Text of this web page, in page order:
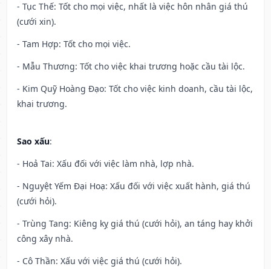
- Tục Thế: Tốt cho mọi việc, nhất là việc hôn nhân giá thú
(cưới xin).
- Tam Hợp: Tốt cho mọi việc.
- Mẫu Thương: Tốt cho việc khai trương hoặc cầu tài lộc.
- Kim Quỹ Hoàng Đạo: Tốt cho việc kinh doanh, cầu tài lộc,
khai trương.
Sao xấu:
- Hoả Tai: Xấu đối với việc làm nhà, lợp nhà.
- Nguyệt Yếm Đại Hoạ: Xấu đối với việc xuất hành, giá thú
(cưới hỏi).
- Trùng Tang: Kiêng kỵ giá thú (cưới hỏi), an táng hay khởi
công xây nhà.
- Cô Thần: Xấu với việc giá thú (cưới hỏi).